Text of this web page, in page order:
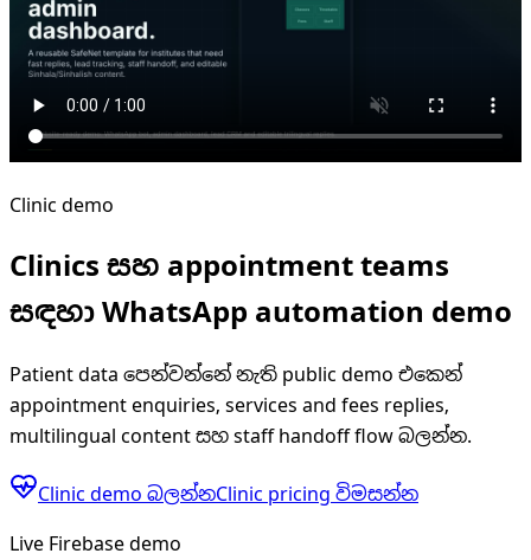
Clinic demo
Clinics සහ appointment teams
සඳහා WhatsApp automation demo
Patient data පෙන්වන්නේ නැති public demo එකෙන්
appointment enquiries, services and fees replies,
multilingual content සහ staff handoff flow බලන්න.
Clinic demo බලන්නClinic pricing විමසන්න
Live Firebase demo